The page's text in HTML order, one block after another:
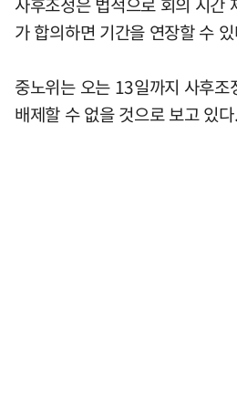
가 합의하면 기간을 연장할 수
중노위는 오는 13일까지 사후조
배제할 수 없을 것으로 보고 있다.